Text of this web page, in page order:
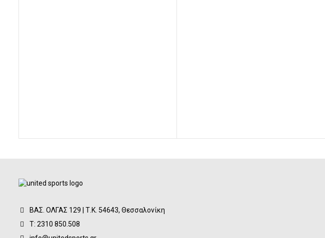
ΒΑΣ. ΟΛΓΑΣ 129 | Τ.Κ. 54643, Θεσσαλονίκη
Τ: 2310 850.508